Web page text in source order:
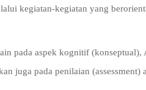
kegiatan-kegiatan yang
pada aspek kognitif
juga pada penilaian (assessment)